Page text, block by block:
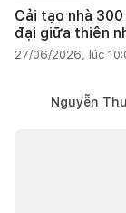
Cải tạo nhà
đại giữa thiên
27/06/2026, lúc
Nguyễn